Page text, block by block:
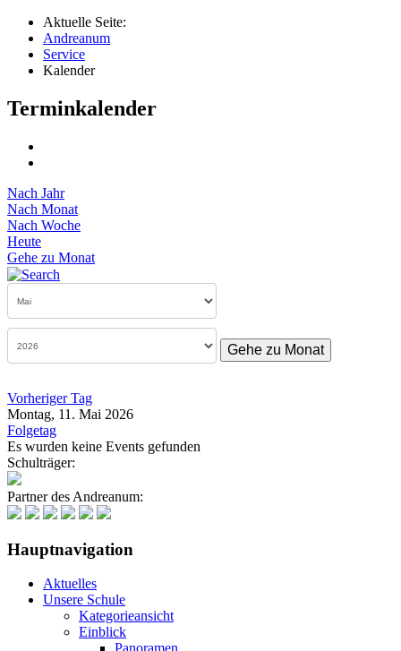
Aktuelle Seite:
Andreanum
Service
Kalender
Terminkalender
Nach Jahr
Nach Monat
Nach Woche
Heute
Gehe zu Monat
Gehe zu Monat
Vorheriger Tag
Montag, 11. Mai 2026
Folgetag
Es wurden keine Events gefunden
Schulträger:
Partner des Andreanum:
Hauptnavigation
Aktuelles
Unsere Schule
Kategorieansicht
Einblick